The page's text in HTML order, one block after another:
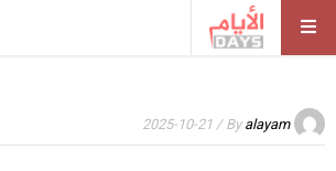
By alayam
/ 2025-10-21